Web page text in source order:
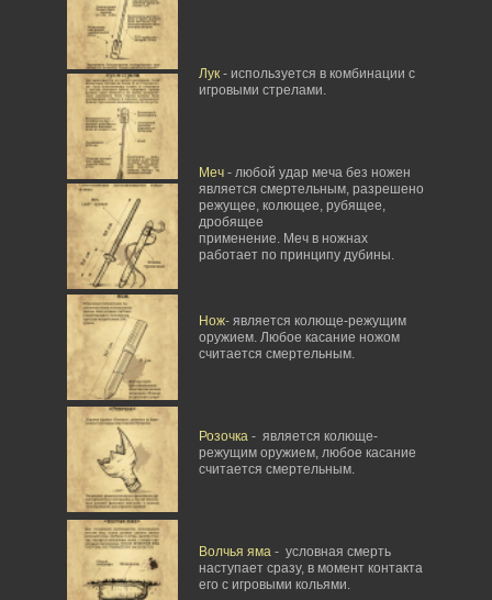
Лук- используется в комбинации с
игровыми стрелами.
Меч- любой удар меча без ножен
является смертельным, разрешено
режущее, колющее, рубящее,
дробящее
применение. Меч в ножнах
работает по принципу дубины.
Нож- является колюще-режущим
оружием. Любое касание ножом
считается смертельным.
Розочка- является колюще-
режущим оружием, любое касание
считается смертельным.
Волчья яма- условная смерть
наступает сразу, в момент контакта
его с игровыми кольями.